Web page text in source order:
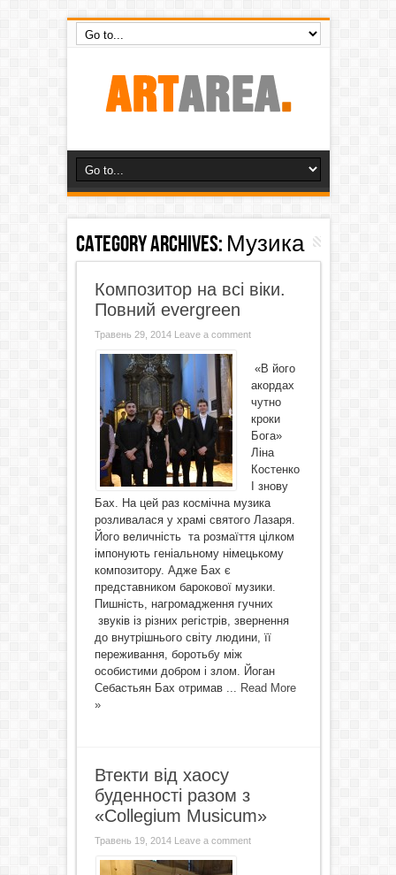
Category Archives: Музика
Композитор на всі віки.
Повний evergreen
Травень 29, 2014 Leave a comment
«В його
акордах
чутно
кроки
Бога»
Ліна
Костенко
І знову
Бах. На цей раз космічна музика
розливалася у храмі святого Лазаря.
Його величність та розмаїття цілком
імпонують геніальному німецькому
композитору. Адже Бах є
представником барокової музики.
Пишність, нагромадження гучних
звуків із різних регістрів, звернення
до внутрішнього світу людини, її
переживання, боротьбу між
особистими добром і злом. Йоган
Себастьян Бах отримав ... Read More
»
Втекти від хаосу
буденності разом з
«Collegium Musicum»
Травень 19, 2014 Leave a comment